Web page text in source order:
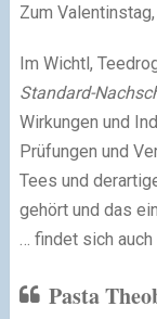
Zum
Im Wichtl,
Standard-
Wirkungen und
Prüfungen und
Tees und
gehört und das
… findet sich
Pasta